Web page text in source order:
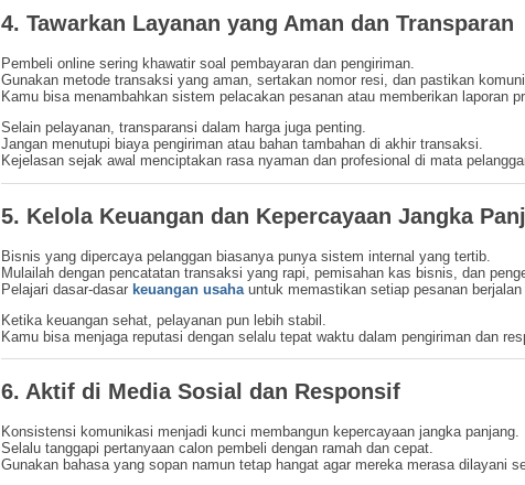
4. Tawarkan Layanan yang Aman dan Transparan
Pembeli online sering khawatir soal pembayaran dan pengiriman.
Gunakan metode transaksi yang aman, sertakan nomor resi, dan pastikan
Kamu bisa menambahkan sistem pelacakan pesanan atau memberikan laporan
Selain pelayanan, transparansi dalam harga juga penting.
Jangan menutupi biaya pengiriman atau bahan tambahan di akhir transaksi.
Kejelasan sejak awal menciptakan rasa nyaman dan profesional di mata
5. Kelola Keuangan dan Kepercayaan Jangka
Bisnis yang dipercaya pelanggan biasanya punya sistem internal yang tertib.
Mulailah dengan pencatatan transaksi yang rapi, pemisahan kas bisnis, dan
Pelajari dasar-dasar keuangan usaha untuk memastikan setiap pesanan
Ketika keuangan sehat, pelayanan pun lebih stabil.
Kamu bisa menjaga reputasi dengan selalu tepat waktu dalam pengiriman dan
6. Aktif di Media Sosial dan Responsif
Konsistensi komunikasi menjadi kunci membangun kepercayaan jangka panjang.
Selalu tanggapi pertanyaan calon pembeli dengan ramah dan cepat.
Gunakan bahasa yang sopan namun tetap hangat agar mereka merasa dilayani